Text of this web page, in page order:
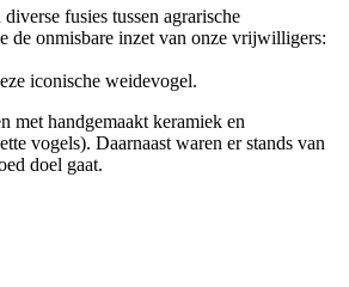
fusies tussen agrarische
de onmisbare inzet van onze vrijwilligers:
iconische weidevogel.
met handgemaakt keramiek en
vogels). Daarnaast waren er stands van
doel gaat.